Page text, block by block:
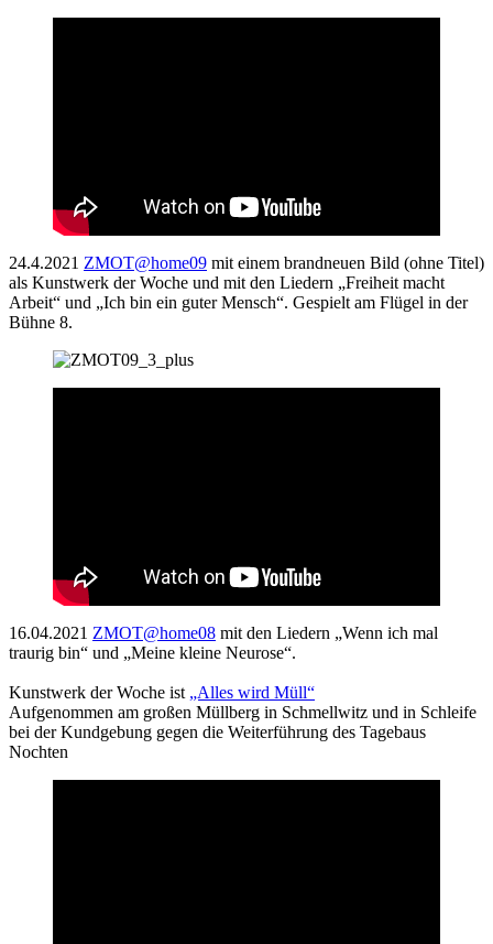
24.4.2021 ZMOT@home09 mit einem brandneuen Bild (ohne Titel)
als Kunstwerk der Woche und mit den Liedern „Freiheit macht
Arbeit“ und „Ich bin ein guter Mensch“. Gespielt am Flügel in der
Bühne 8.
16.04.2021 ZMOT@home08 mit den Liedern „Wenn ich mal
traurig bin“ und „Meine kleine Neurose“.
Kunstwerk der Woche ist „Alles wird Müll“
Aufgenommen am großen Müllberg in Schmellwitz und in Schleife
bei der Kundgebung gegen die Weiterführung des Tagebaus
Nochten